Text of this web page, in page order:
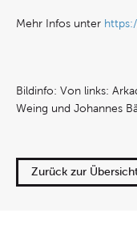
Mehr Infos unter
Bildinfo: Von links:
Weing und Johannes
Zurück zur